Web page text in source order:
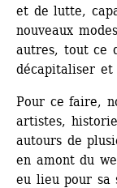
et de lutte,
nouveaux
autres, tout ce
décapitaliser et
Pour ce faire,
artistes,
autours de
en amont du
eu lieu pour sa